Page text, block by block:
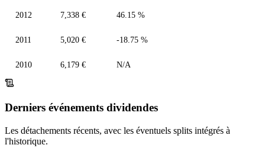
2012 7,338 € 46.15 %
2011 5,020 € -18.75 %
2010 6,179 € N/A
Derniers événements dividendes
Les détachements récents, avec les éventuels splits intégrés à
l'historique.